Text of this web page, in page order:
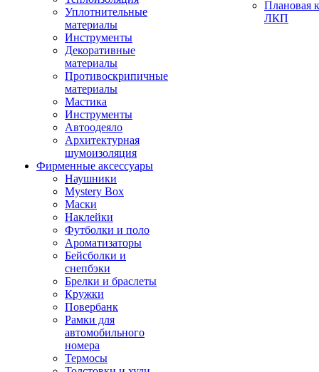
Уплотнительные
материалы
Инструменты
Декоративные
материалы
Противоскрипичные
материалы
Мастика
Инструменты
Автоодеяло
Архитектурная
шумоизоляция
Фирменные аксессуары
Наушники
Mystery Box
Маски
Наклейки
Футболки и поло
Ароматизаторы
Бейсболки и
снепбэки
Брелки и браслеты
Кружки
Повербанк
Рамки для
автомобильного
номера
Термосы
Плановая
ЛКП